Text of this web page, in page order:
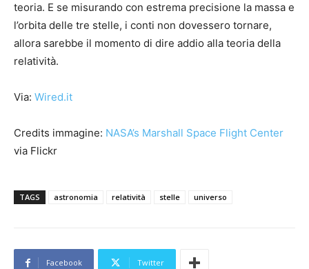
teoria. E se misurando con estrema precisione la massa e
l’orbita delle tre stelle, i conti non dovessero tornare,
allora sarebbe il momento di dire addio alla teoria della
relatività.
Via: Wired.it
Credits immagine: NASA’s Marshall Space Flight Center
via Flickr
TAGS astronomia relatività stelle universo
Facebook Twitter